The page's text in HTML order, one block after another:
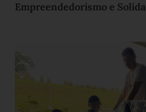
Empreendedorismo e